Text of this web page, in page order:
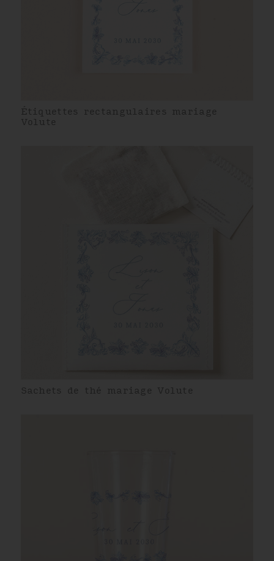
Étiquettes rectangulaires mariage
Volute
Sachets de thé mariage Volute